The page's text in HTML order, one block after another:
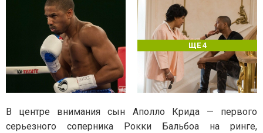
ЩЕ 4
В центре внимания сын Аполло Крида — первого
серьезного соперника Рокки Бальбоа на ринге,